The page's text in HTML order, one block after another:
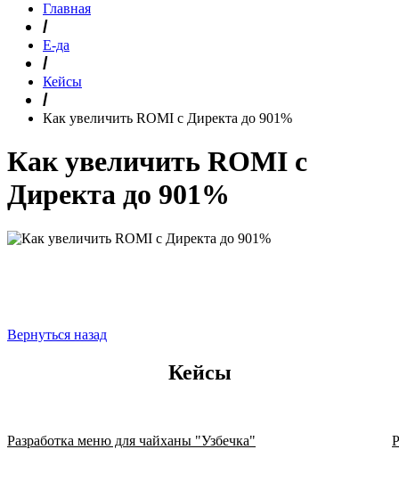
Главная
/
Е-да
/
Кейсы
/
Как увеличить ROMI с Директа до 901%
Как увеличить ROMI с
Директа до 901%
Вернуться назад
Кейсы
Разработка меню для чайханы "Узбечка"